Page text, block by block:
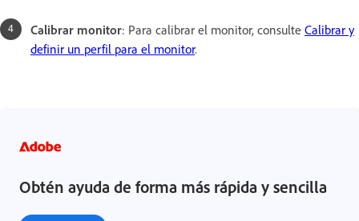
Calibrar monitor: Para calibrar el monitor, consulte Calibrar y
definir un perfil para el monitor.
Obtén ayuda de forma más rápida y sencilla